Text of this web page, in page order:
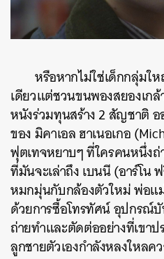
หรือหากไม่ใช่เด็กกลุ่ม
เดียวแต่ชวนขนพองสยองเก
หนังร่วมทุนสร้าง 2 สัญชาติ
ของ มิคาเอล ฮาเนอเกอ
ฟุตเทจหยาบๆ ที่ใครคนหนึ่ง
ที่มันจะเล่าถึง เบนนี (อาร์โน
หมกมุ่นกับกล้องตัวใหม่ พ่อแ
ด้วยการซื้อโทรทัศน์ อุปกรณ์
ถ่ายทำและตัดต่ออย่างที่เขาป
ลูกชายตัวเองกำลังหลงใหลค